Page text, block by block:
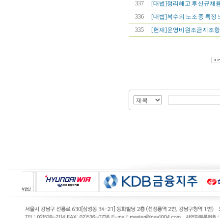
337
[대법]정리해고 후 신규채
336
[대법]복수의 노조 중 특정
335
[헌재]운영비원조금지조